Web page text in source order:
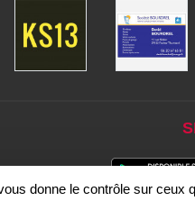
donne le contrôle sur ceux